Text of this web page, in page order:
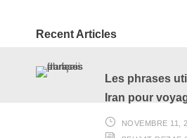
Recent Articles
Les phrases
Iran pour
NOVEMBRE 11,